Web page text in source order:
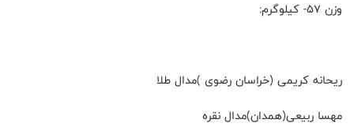
وزن ۵۷- کیلوگرم:
ریحانه کریمی (خراسان رضوی )مدال طلا
مهسا ربیعی(همدان)مدال نقره